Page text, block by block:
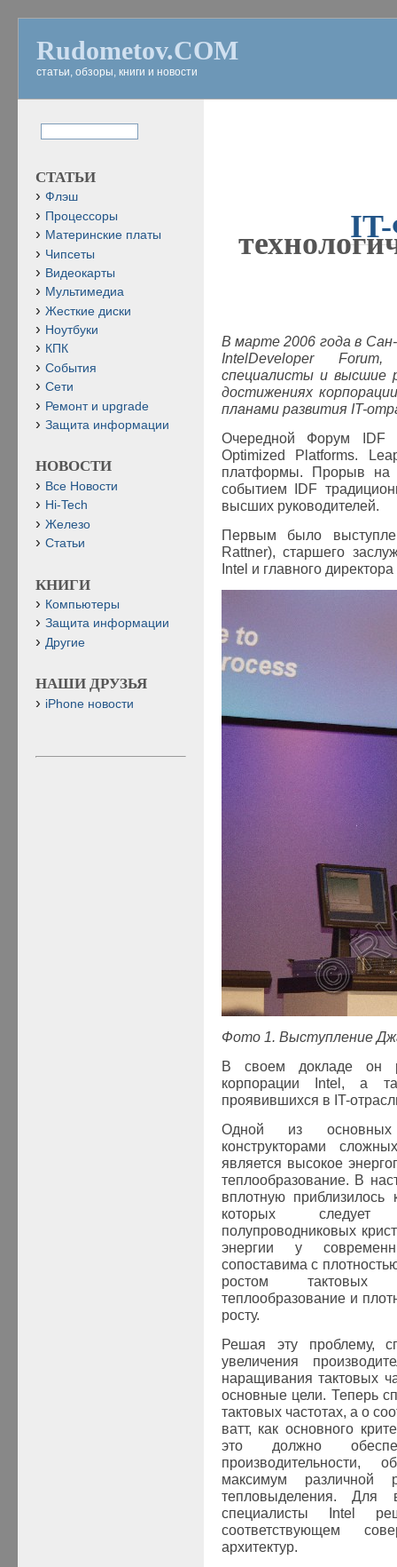
Rudometov.COM
статьи, обзоры, книги и новости
IT-
В марте 2006 года в
IntelDeveloper Forum,
специалисты и высшие
достижениях
планами развития IT-
Очередной Форум
IDF
Optimized
Platforms.
платформы. Прорыв на
событием
IDF
высших руководителей.
Первым было
Rattner), старшего
Intel и главного
Фото 1. Выступление
В своем докладе он
корпорации
Intel , а
проявившихся в IT-
Одной из
конструкторами
является высокое
теплообразование. В
вплотную
которых следует
полупроводниковых
энергии у
сопоставима с
ростом тактовых
теплообразование и
росту.
Решая эту проблему,
увеличения
наращивания тактовых
основные цели. Теперь
тактовых частотах, а о
ватт, как основного
это должно
максимум различной
тепловыделения. Для
специалисты Intel
соответствующем
архитектур.
СТАТЬИ
Флэш
Процессоры
Материнские платы
Чипсеты
Видеокарты
Мультимедиа
Жесткие диски
Ноутбуки
КПК
События
Сети
Ремонт и upgrade
Защита информации
НОВОСТИ
Все Новости
Hi-Tech
Железо
Статьи
КНИГИ
Компьютеры
Защита информации
Другие
НАШИ ДРУЗЬЯ
iPhone новости